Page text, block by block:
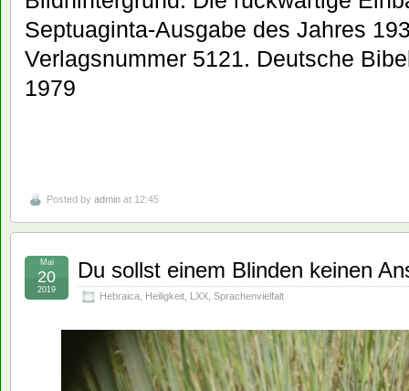
Septuaginta-Ausgabe des Jahres
Verlagsnummer 5121. Deutsche
1979
Posted by admin at 12:45
Du sollst einem Blinden keinen
Hebraica Heiligkeit LXX Sprachenvielfalt
Mai
20
2019